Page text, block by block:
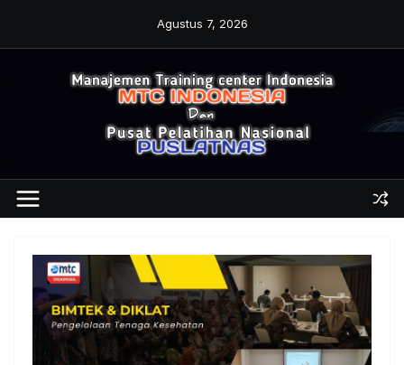
Agustus 7, 2026